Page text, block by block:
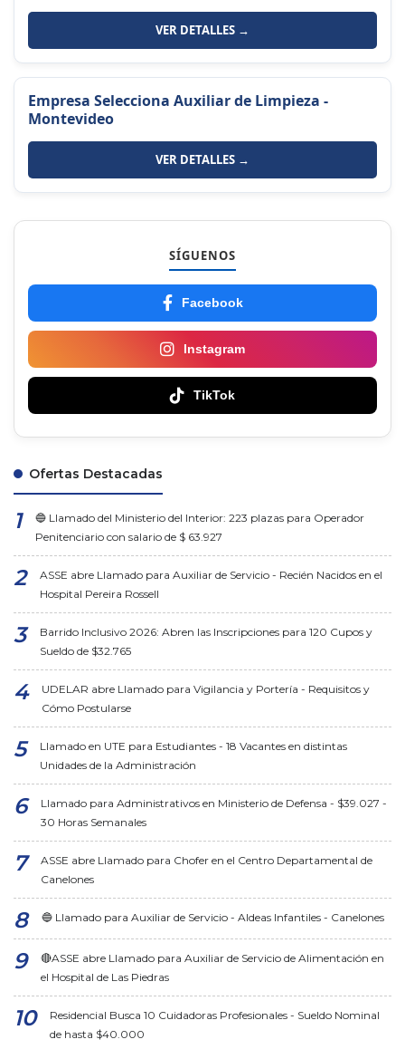
VER DETALLES →
Empresa Selecciona Auxiliar de Limpieza -
Montevideo
VER DETALLES →
SÍGUENOS
Facebook
Instagram
TikTok
Ofertas Destacadas
🔵 Llamado del Ministerio del Interior: 223 plazas para Operador
Penitenciario con salario de $ 63.927
ASSE abre Llamado para Auxiliar de Servicio - Recién Nacidos en el
Hospital Pereira Rossell
Barrido Inclusivo 2026: Abren las Inscripciones para 120 Cupos y
Sueldo de $32.765
UDELAR abre Llamado para Vigilancia y Portería - Requisitos y
Cómo Postularse
Llamado en UTE para Estudiantes - 18 Vacantes en distintas
Unidades de la Administración
Llamado para Administrativos en Ministerio de Defensa - $39.027 -
30 Horas Semanales
ASSE abre Llamado para Chofer en el Centro Departamental de
Canelones
🔵 Llamado para Auxiliar de Servicio - Aldeas Infantiles - Canelones
🔴ASSE abre Llamado para Auxiliar de Servicio de Alimentación en
el Hospital de Las Piedras
Residencial Busca 10 Cuidadoras Profesionales - Sueldo Nominal
de hasta $40.000